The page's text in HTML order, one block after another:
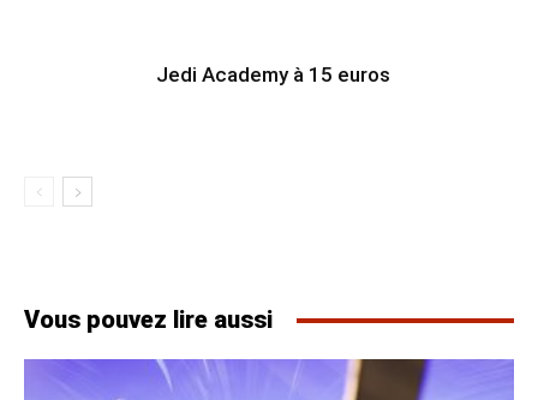
Jedi Academy à 15 euros
Vous pouvez lire aussi